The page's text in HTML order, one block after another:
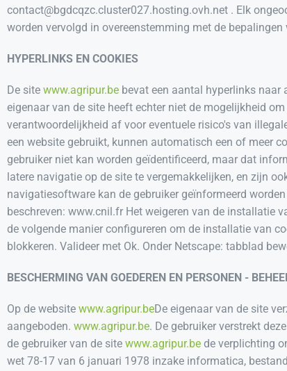
contact@bgdcqzc.cluster027.hosting.ovh.net . Elk
worden vervolgd in overeenstemming met de
HYPERLINKS EN COOKIES
De site www.agripur.be bevat een aantal hyperlinks naar
eigenaar van de site heeft echter niet de mogelijkheid
verantwoordelijkheid af voor eventuele risico's van
een website gebruikt, kunnen automatisch een of meer
gebruiker niet kan worden geïdentificeerd, maar dat
latere navigatie op de site te vergemakkelijken, en zijn
navigatiesoftware kan de gebruiker geïnformeerd
beschreven: www.cnil.fr Het weigeren van de installatie
de volgende manier configureren om de installatie van
blokkeren. Valideer met Ok. Onder Netscape: tabblad
BESCHERMING VAN GOEDEREN EN PERSONEN -
Op de website www.agripur.beDe eigenaar van de site
aangeboden. www.agripur.be. De gebruiker verstrekt
de gebruiker van de site www.agripur.be de verplichting
wet 78-17 van 6 januari 1978 inzake informatica,